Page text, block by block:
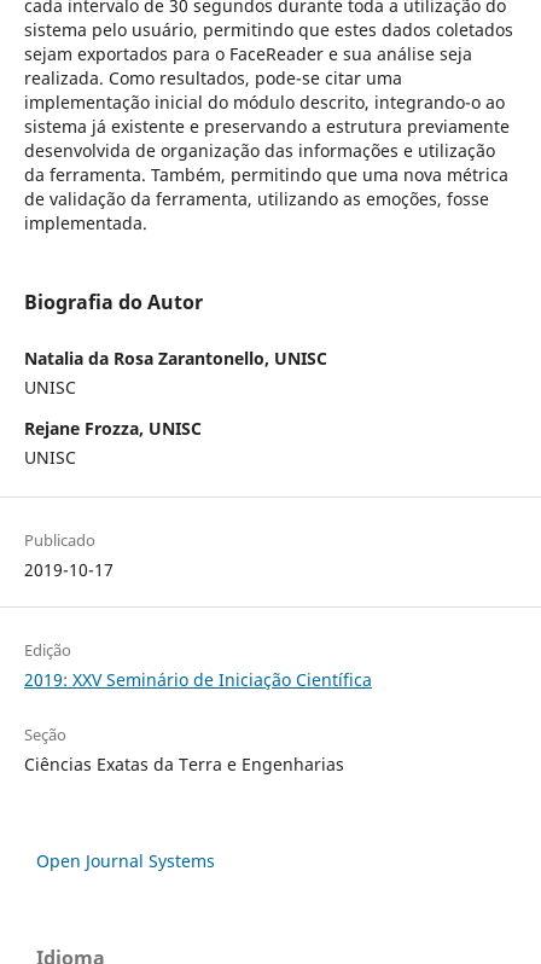
cada intervalo de 30 segundos durante toda a utilização do
sistema pelo usuário, permitindo que estes dados coletados
sejam exportados para o FaceReader e sua análise seja
realizada. Como resultados, pode-se citar uma
implementação inicial do módulo descrito, integrando-o ao
sistema já existente e preservando a estrutura previamente
desenvolvida de organização das informações e utilização
da ferramenta. Também, permitindo que uma nova métrica
de validação da ferramenta, utilizando as emoções, fosse
implementada.
Biografia do Autor
Natalia da Rosa Zarantonello, UNISC
UNISC
Rejane Frozza, UNISC
UNISC
Publicado
2019-10-17
Edição
2019: XXV Seminário de Iniciação Científica
Seção
Ciências Exatas da Terra e Engenharias
Open Journal Systems
Idioma